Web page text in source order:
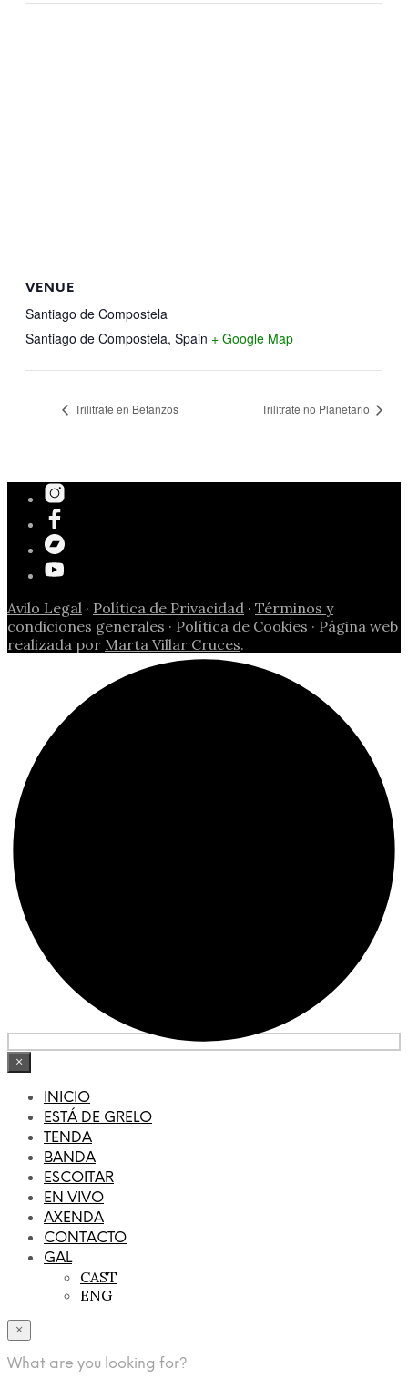
VENUE
Santiago de Compostela
Santiago de Compostela, Spain + Google Map
Trilitrate en Betanzos Trilitrate no Planetario
Avilo Legal · Política de Privacidad · Términos y
condiciones generales · Política de Cookies · Página web
realizada por Marta Villar Cruces.
×
INICIO
ESTÁ DE GRELO
TENDA
BANDA
ESCOITAR
EN VIVO
AXENDA
CONTACTO
GAL
CAST
ENG
×
What are you looking for?